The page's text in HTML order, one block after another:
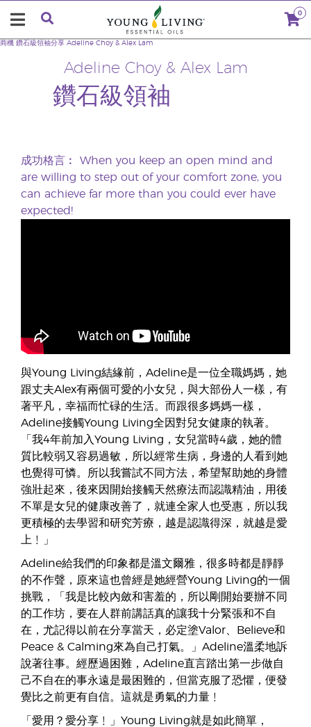
0
Adeline Choy & Alex Lam
鑽石級領袖
商機 鑽石級領袖分享 Adeline Choy & Alex Lam
成功格言︰
When you keep an open mind and
are willing to step out of your comfort zone, you
can achieve far more than you could ever have
expected!
與Young Living結緣前，Adeline是一位全職媽媽，她
跟丈夫Alex有兩個可愛的小女兒，與大部份人一樣，有
著平凡，幸福而忙碌的生活。而跟很多媽媽一樣，
Adeline接觸Young Living全因對兒女健康的執著。
「我4年前加入Young Living，女兒當時4歲，她的體
質比較弱又容易過敏，所以經常生病，身邊的人看到她
也覺得可憐。所以我嘗試不同方法，希望幫助她的身體
強壯起來，後來因開始接觸天然療法而認識精油，用後
不單是女兒的健康改善了，就連全家人也受惠，所以我
更積極的去學習和研究芳療，越是認識得深，就越是愛
上﹗」
Adeline給我們的印象都是溫文爾雅，很多時都是靜靜
的不作聲，原來這也曾經是她經營Young Living的一個
挑戰，「我是比較內斂和害羞的，所以剛開始要辦不同
的工作坊，要在人群前講話真的讓我十分緊張和不自
在，尤記得以前在分享當天，必定塗Valor、Believe和
Peace & Calming來為自己打氣。」Adeline溫柔地訴
說著往事。經歷過困難，Adeline直言踏出第一步做自
己不自在的事永遠是最困難的，但當克服了恐懼，便發
覺比之前更有自信。這就是勇氣的力量﹗
「愛用？愛分享﹗」Young Living就是如此簡單，